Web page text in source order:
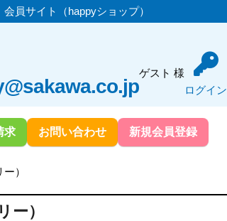
員サイト（happyショップ）
ゲスト 様
ログイン
求 お問い合わせ 新規会員登録
）
ー）